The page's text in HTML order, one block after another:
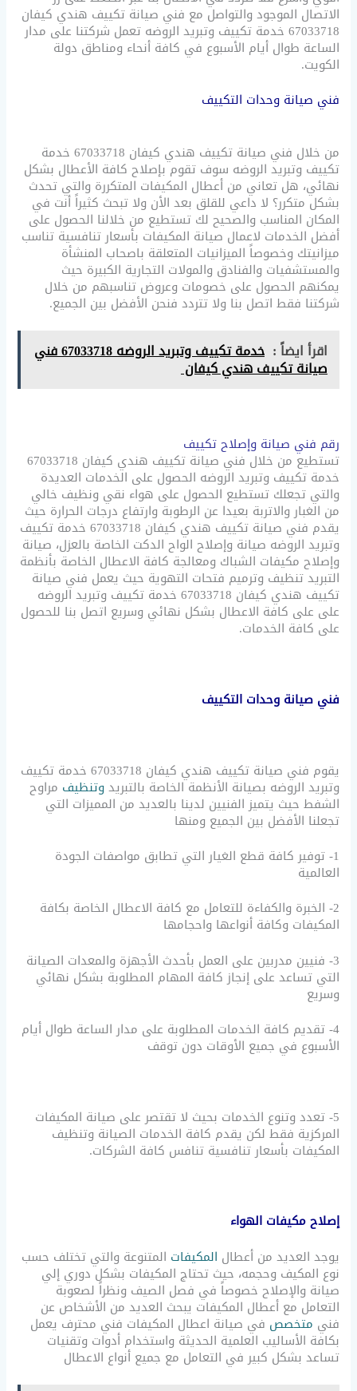
الاتصال الموجود والتواصل مع فني صيانة تكييف هندي كيفان
67033718 خدمة تكييف وتبريد الروضه تعمل شركتنا على مدار
الساعة طوال أيام الأسبوع في كافة أنحاء ومناطق دولة
الكويت.
فني صيانة وحدات التكييف
من خلال فني صيانة تكييف هندي كيفان 67033718 خدمة
تكييف وتبريد الروضه سوف تقوم بإصلاح كافة الأعطال بشكل
نهائي، هل تعاني من أعطال المكيفات المتكررة والتي تحدث
بشكل متكرر؟ لا داعي للقلق بعد الأن ولا تبحث كثيراً أنت في
المكان المناسب والصحيح لك تستطيع من خلالنا الحصول على
أفضل الخدمات لاعمال صيانة المكيفات بأسعار تنافسية تناسب
ميزانيتك وخصوصاً الميزانيات المتعلقة باصحاب المنشأة
والمستشفيات والفنادق والمولات التجارية الكبيرة حيث
يمكنهم الحصول على خصومات وعروض تناسبهم من خلال
شركتنا فقط اتصل بنا ولا تتردد فنحن الأفضل بين الجميع.
اقرأ ايضاً : خدمة تكييف وتبريد الروضه 67033718 فني
صيانة تكييف هندي كيفان
رقم فني صيانة وإصلاح تكييف
تستطيع من خلال فني صيانة تكييف هندي كيفان 67033718
خدمة تكييف وتبريد الروضه الحصول على الخدمات العديدة
والتي تجعلك تستطيع الحصول على هواء نقي ونظيف خالي
من الغبار والاتربة بعيدا عن الرطوبة وارتفاع درجات الحرارة حيث
يقدم فني صيانة تكييف هندي كيفان 67033718 خدمة تكييف
وتبريد الروضه صيانة وإصلاح الواح الدكت الخاصة بالعزل، صيانة
وإصلاح مكيفات الشباك ومعالجة كافة الاعطال الخاصة بأنظمة
التبريد تنظيف وترميم فتحات التهوية حيث يعمل فني صيانة
تكييف هندي كيفان 67033718 خدمة تكييف وتبريد الروضه
على على كافة الاعطال بشكل نهائي وسريع اتصل بنا للحصول
على كافة الخدمات.
فني صيانة وحدات التكييف
يقوم فني صيانة تكييف هندي كيفان 67033718 خدمة تكييف
وتبريد الروضه بصيانة الأنظمة الخاصة بالتبريدوتنظيف مراوح
الشفط حيث يتميز الفنيين لدينا بالعديد من المميزات التي
تجعلنا الأفضل بين الجميع ومنها
1- توفير كافة قطع الغيار التي تطابق مواصفات الجودة
العالمية
2- الخبرة والكفاءة للتعامل مع كافة الاعطال الخاصة بكافة
المكيفات وكافة أنواعها واحجامها
3- فنيين مدربين على العمل بأحدث الأجهزة والمعدات الصيانة
التي تساعد على إنجاز كافة المهام المطلوبة بشكل نهائي
وسريع
4- تقديم كافة الخدمات المطلوبة على مدار الساعة طوال أيام
الأسبوع في جميع الأوقات دون توقف
5- تعدد وتنوع الخدمات بحيث لا تقتصر على صيانة المكيفات
المركزية فقط لكن يقدم كافة الخدمات الصيانة وتنظيف
المكيفات بأسعار تنافسية تنافس كافة الشركات.
إصلاح مكيفات الهواء
يوجد العديد من أعطال المكيفات المتنوعة والتي تختلف حسب
نوع المكيف وحجمه، حيث تحتاج المكيفات بشكل دوري إلي
صيانة والإصلاح خصوصاً في فصل الصيف ونظراً لصعوبة
التعامل مع أعطال المكيفات يبحث العديد من الأشخاص عن
فني متخصص في صيانة اعطال المكيفات فني محترف يعمل
بكافة الأساليب العلمية الحديثة واستخدام أدوات وتقنيات
تساعد بشكل كبير في التعامل مع جميع أنواع الاعطال